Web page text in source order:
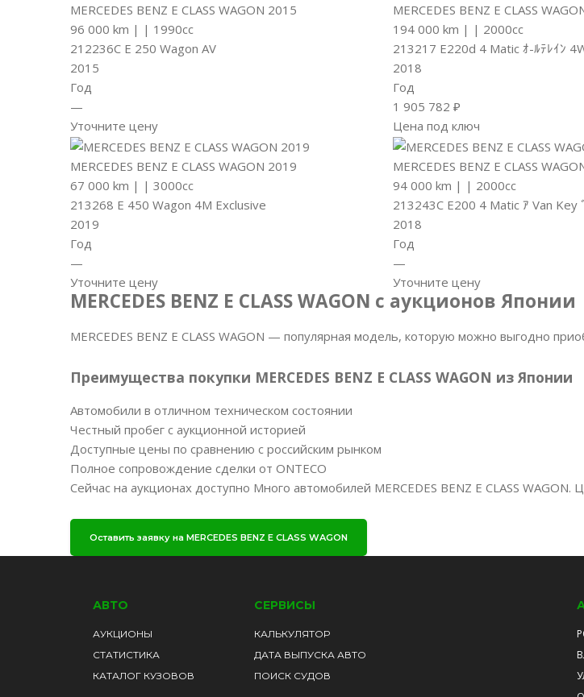
MERCEDES BENZ E CLASS WAGON 2015
96 000 km | | 1990cc
212236C E 250 Wagon AV
2015
Год
—
Уточните цену
MERCEDES BENZ E CLASS
194 000 km | | 2000cc
213217 E220d 4 Matic ｵ-ﾙﾃﾚｲﾝ
2018
Год
1 905 782 ₽
Цена под ключ
MERCEDES BENZ E CLASS WAGON 2019
67 000 km | | 3000cc
213268 E 450 Wagon 4M Exclusive
2019
Год
—
Уточните цену
MERCEDES BENZ E CLASS
94 000 km | | 2000cc
213243C E200 4 Matic ｱ Van Key
2018
Год
—
Уточните цену
MERCEDES BENZ E CLASS WAGON с аукционов Японии
MERCEDES BENZ E CLASS WAGON — популярная модель, которую можно выгодно
Преимущества покупки MERCEDES BENZ E CLASS WAGON из Японии
Автомобили в отличном техническом состоянии
Честный пробег с аукционной историей
Доступные цены по сравнению с российским рынком
Полное сопровождение сделки от ONTECO
Сейчас на аукционах доступно Много автомобилей MERCEDES BENZ E CLASS WAGON.
Оставить заявку на MERCEDES BENZ E CLASS WAGON
АВТО
АУКЦИОНЫ
СТАТИСТИКА
КАТАЛОГ КУЗОВОВ
СЕРВИСЫ
КАЛЬКУЛЯТОР
ДАТА ВЫПУСКА АВТО
ПОИСК СУДОВ